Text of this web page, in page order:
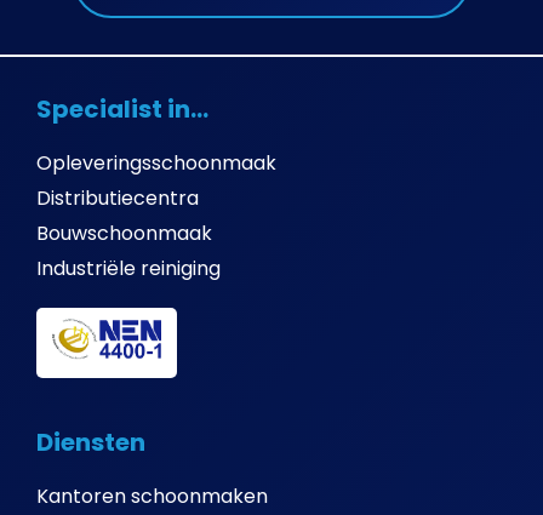
Specialist in...
Opleveringsschoonmaak
Distributiecentra
Bouwschoonmaak
Industriële reiniging
Diensten
Kantoren schoonmaken